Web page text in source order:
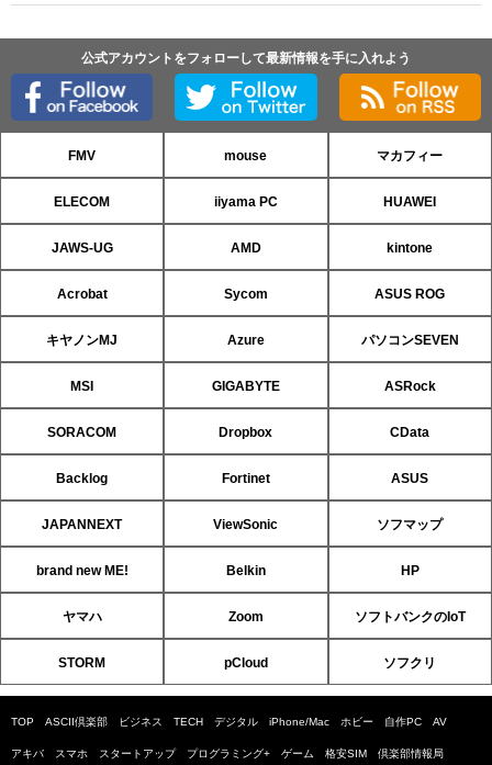
公式アカウントをフォローして最新情報を手に入れよう
FMV mouse マカフィー
ELECOM iiyama PC HUAWEI
JAWS-UG AMD kintone
Acrobat Sycom ASUS ROG
キヤノンMJ Azure パソコンSEVEN
MSI GIGABYTE ASRock
SORACOM Dropbox CData
Backlog Fortinet ASUS
JAPANNEXT ViewSonic ソフマップ
brand new ME! Belkin HP
ヤマハ Zoom ソフトバンクのIoT
STORM pCloud ソフクリ
TOP ASCII倶楽部 ビジネス TECH デジタル iPhone/Mac ホビー 自作PC AV
アキバ スマホ スタートアップ プログラミング+ ゲーム 格安SIM 倶楽部情報局